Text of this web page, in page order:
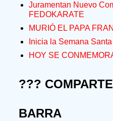
Juramentan Nuevo
FEDOKARATE
MURIÓ EL PAPA
Inicia la Semana
HOY SE
???
BARRA